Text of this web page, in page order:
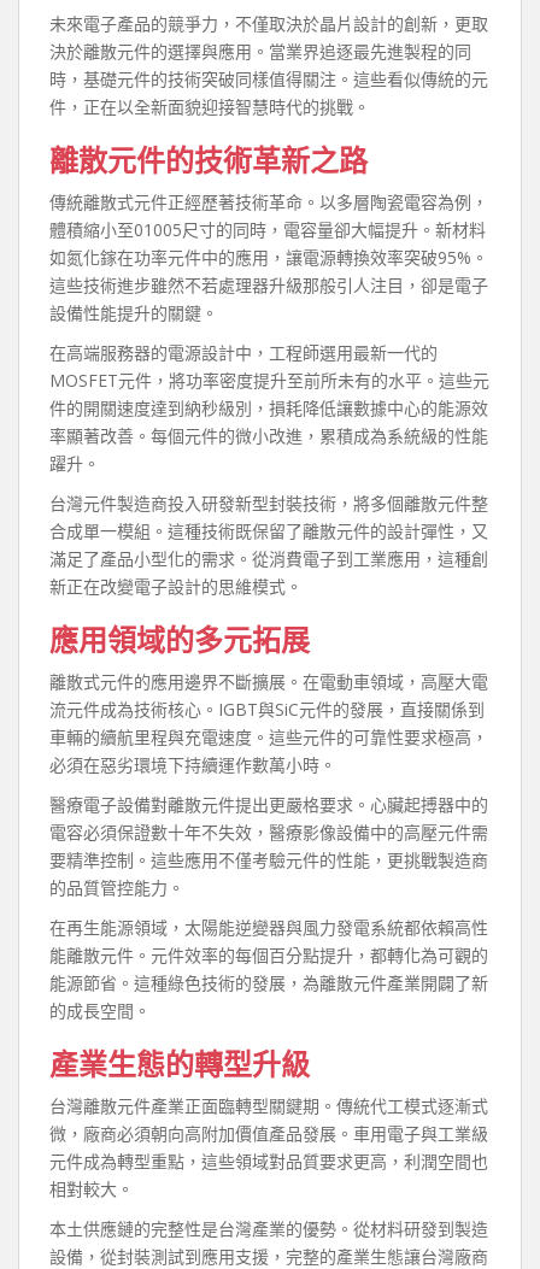
未來電子產品的競爭力，不僅取決於晶片設計的創新，更取
決於離散元件的選擇與應用。當業界追逐最先進製程的同
時，基礎元件的技術突破同樣值得關注。這些看似傳統的元
件，正在以全新面貌迎接智慧時代的挑戰。
離散元件的技術革新之路
傳統離散式元件正經歷著技術革命。以多層陶瓷電容為例，
體積縮小至01005尺寸的同時，電容量卻大幅提升。新材料
如氮化鎵在功率元件中的應用，讓電源轉換效率突破95%。
這些技術進步雖然不若處理器升級那般引人注目，卻是電子
設備性能提升的關鍵。
在高端服務器的電源設計中，工程師選用最新一代的
MOSFET元件，將功率密度提升至前所未有的水平。這些元
件的開關速度達到納秒級別，損耗降低讓數據中心的能源效
率顯著改善。每個元件的微小改進，累積成為系統級的性能
躍升。
台灣元件製造商投入研發新型封裝技術，將多個離散元件整
合成單一模組。這種技術既保留了離散元件的設計彈性，又
滿足了產品小型化的需求。從消費電子到工業應用，這種創
新正在改變電子設計的思維模式。
應用領域的多元拓展
離散式元件的應用邊界不斷擴展。在電動車領域，高壓大電
流元件成為技術核心。IGBT與SiC元件的發展，直接關係到
車輛的續航里程與充電速度。這些元件的可靠性要求極高，
必須在惡劣環境下持續運作數萬小時。
醫療電子設備對離散元件提出更嚴格要求。心臟起搏器中的
電容必須保證數十年不失效，醫療影像設備中的高壓元件需
要精準控制。這些應用不僅考驗元件的性能，更挑戰製造商
的品質管控能力。
在再生能源領域，太陽能逆變器與風力發電系統都依賴高性
能離散元件。元件效率的每個百分點提升，都轉化為可觀的
能源節省。這種綠色技術的發展，為離散元件產業開闢了新
的成長空間。
產業生態的轉型升級
台灣離散元件產業正面臨轉型關鍵期。傳統代工模式逐漸式
微，廠商必須朝向高附加價值產品發展。車用電子與工業級
元件成為轉型重點，這些領域對品質要求更高，利潤空間也
相對較大。
本土供應鏈的完整性是台灣產業的優勢。從材料研發到製造
設備，從封裝測試到應用支援，完整的產業生態讓台灣廠商